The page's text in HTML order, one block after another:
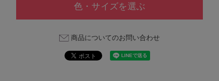
色・サイズを選ぶ
商品についてのお問い合わせ